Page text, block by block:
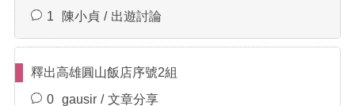
1
陳小貞 出遊討論
釋出高雄圓山飯店序號2組
0
gausir 文章分享